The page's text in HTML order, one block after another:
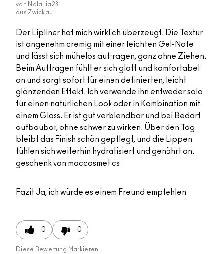
von Nataliia23
aus Zwickau
Der Lipliner hat mich wirklich überzeugt. Die Textur
ist angenehm cremig mit einer leichten Gel-Note
und lässt sich mühelos auftragen, ganz ohne Ziehen.
Beim Auftragen fühlt er sich glatt und komfortabel
an und sorgt sofort für einen definierten, leicht
glänzenden Effekt. Ich verwende ihn entweder solo
für einen natürlichen Look oder in Kombination mit
einem Gloss. Er ist gut verblendbar und bei Bedarf
aufbaubar, ohne schwer zu wirken. Über den Tag
bleibt das Finish schön gepflegt, und die Lippen
fühlen sich weiterhin hydratisiert und genährt an.
geschenk von maccosmetics
Fazit Ja, ich würde es einem Freund empfehlen
0 0
Diese Bewertung Markieren